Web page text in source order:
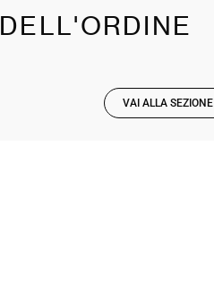
DELL'ORDINE
VAI ALLA SEZIONE